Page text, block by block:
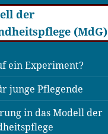
der
(MdG)
ein Experiment?
junge Pflegende
in das Modell der